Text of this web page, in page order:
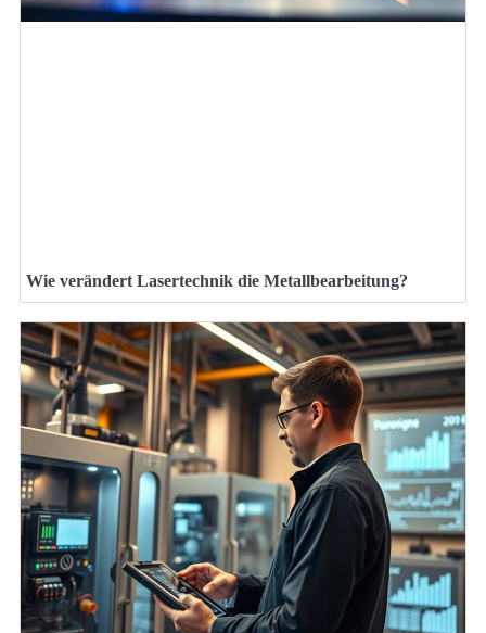
Wie verändert Lasertechnik die Metallbearbeitung?